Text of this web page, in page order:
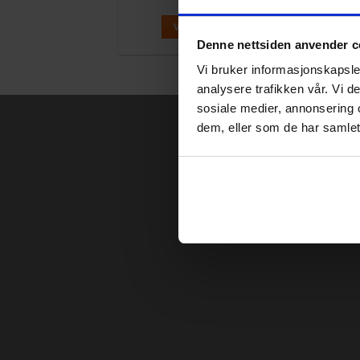
Denne nettsiden anvender
Vi bruker
analysere trafikken vår. Vi
sosiale medier,
dem, eller som de har
VÄLJ ALTERNATIV
Den
här
produkten
har
flera
De